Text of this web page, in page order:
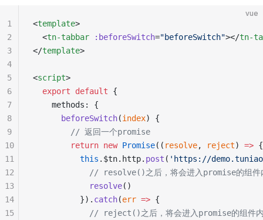
vue
<template>
  <
tn-tabbar :beforeSwitch="beforeSwitch"></tn-
</template>
<script>
  export
default {
    methods: {
      beforeSwitch
(index) {
        // 返回一个promise
        return
new Promise(( resolve, reject) => {
          this
.$tn.http. post ( 'https://
// resolve()之后，将会进入promise的组件
            resolve
()
          }).
catch(err => {
// reject()之后，将会进入promise的组件
1
2
3
4
5
6
7
8
9
10
11
12
13
14
15